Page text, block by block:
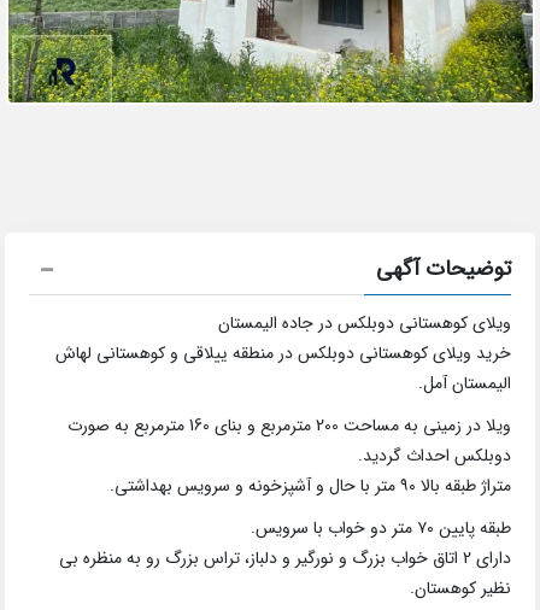
توضیحات آگهی
ویلای کوهستانی دوبلکس در جاده الیمستان
خرید ویلای کوهستانی دوبلکس در منطقه ییلاقی و کوهستانی لهاش
الیمستان آمل.
ویلا در زمینی به مساحت 200 مترمربع و بنای 160 مترمربع به صورت
دوبلکس احداث گردید.
متراژ طبقه بالا ۹۰ متر با حال و آشپزخونه و سرویس بهداشتی.
طبقه پایین ۷۰ متر دو خواب با سرویس.
دارای 2 اتاق خواب بزرگ و نورگیر و دلباز، تراس بزرگ رو به منظره بی
نظیر کوهستان.